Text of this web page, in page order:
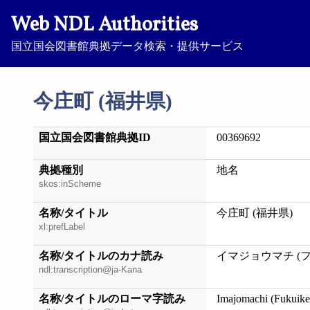
Web NDL Authorities
国立国会図書館典拠データ検索・提供サービス
今庄町 (福井県)
国立国会図書館典拠ID 00369692
典拠種別
skos:inScheme
地名
名称/タイトル
xl:prefLabel
今庄町 (福井県)
名称/タイトルのカナ読み
ndl:transcription@ja-Kana
イマジョウマチ (
名称/タイトルのローマ字読み Imajomachi